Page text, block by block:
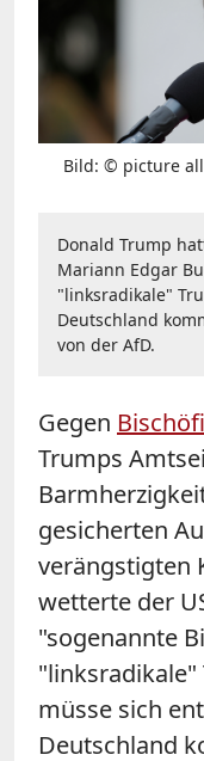
Bild: © picture
Donald Trump
Mariann Edgar
"linksradikale"
Deutschland
von der AfD.
Gegen
Trumps
gesicherten
verängstigten
wetterte der
"sogenannte
"linksradikale"
müsse sich
Deutschland